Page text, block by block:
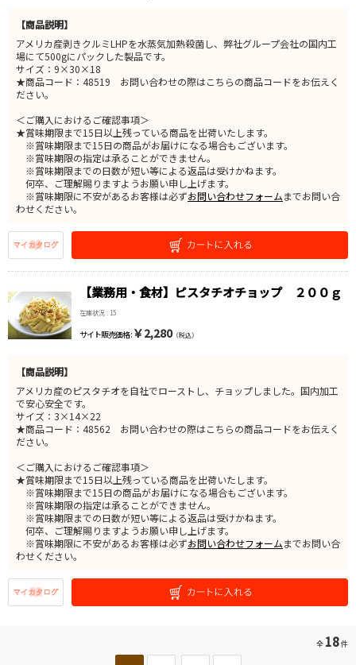
【商品説明】
アメリカ産剥きクルミLHPを水蒸気加熱殺菌し、弊社グループ会社の国内工
場にて500gにパックした製品です。
サイズ：9×30×18
★商品コード：48519 お問い合わせの際はこちらの商品コードをお伝えく
ださい。
＜ご購入におけるご確認事項＞
★賞味期限まで15日以上残っている商品を出荷いたします。
※賞味期限まで15日の商品がお届けになる場合もございます。
※賞味期限の指定は承ることができません。
※賞味期限までの日数が短い等による返品は受けかねます。
何卒、ご理解賜りますようお願い申し上げます。
※賞味期限に不安があるお客様は必ずお問い合わせフォームまでお問い合
わせください。
【業務用・食材】ピスタチオチョップ ２００ｇ
在庫状況 : 15
サイト販売価格 : ￥2,280（税込）
【商品説明】
アメリカ産のピスタチオを自社でローストし、チョップしました。国内加工
で安心安全です。
サイズ：3×14×22
★商品コード：48562 お問い合わせの際はこちらの商品コードをお伝えく
ださい。
＜ご購入におけるご確認事項＞
★賞味期限まで15日以上残っている商品を出荷いたします。
※賞味期限まで15日の商品がお届けになる場合もございます。
※賞味期限の指定は承ることができません。
※賞味期限までの日数が短い等による返品は受けかねます。
何卒、ご理解賜りますようお願い申し上げます。
※賞味期限に不安があるお客様は必ずお問い合わせフォームまでお問い合
わせください。
全 18件